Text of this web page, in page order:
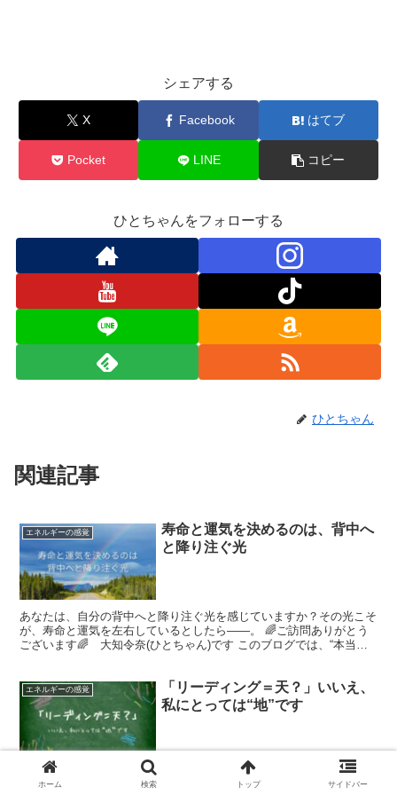
シェアする
X Facebook はてブ
Pocket LINE コピー
ひとちゃんをフォローする
ひとちゃん
関連記事
エネルギーの感覚
寿命と運気を決めるのは、背中へ
と降り注ぐ光
あなたは、自分の背中へと降り注ぐ光を感じていますか？その光こそ
が、寿命と運気を左右しているとしたら――。 🌈ご訪問ありがとう
ございます🌈 大知令奈(ひとちゃん)です このブログでは、“本当の
エネルギーの感覚
「リーディング＝天？」いいえ、
私にとっては“地”です
チャクラ調整といろたまセラピーが教えてくれる、命の声の読み方
世の中では「リーディング」と聞くと、高次元の存在とつながるスピ
ホーム 検索 トップ サイドバー